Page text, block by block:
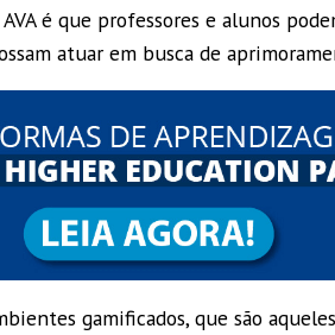
é que professores e alunos
atuar em busca de
gamificados, que são